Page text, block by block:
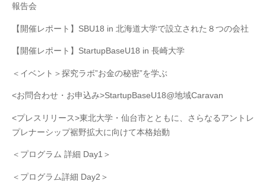
報告会
【開催レポート】SBU18 in 北海道大学で設立された８つの会社
【開催レポート】StartupBaseU18 in 長崎大学
＜イベント＞探究ラボ”お金の秘密”を学ぶ
<お問合わせ・お申込み>StartupBaseU18@地域Caravan
<プレスリリース>東北大学・仙台市とともに、さらなるアントレ
プレナーシップ裾野拡大に向けて本格始動
＜プログラム 詳細 Day1＞
＜プログラム詳細 Day2＞